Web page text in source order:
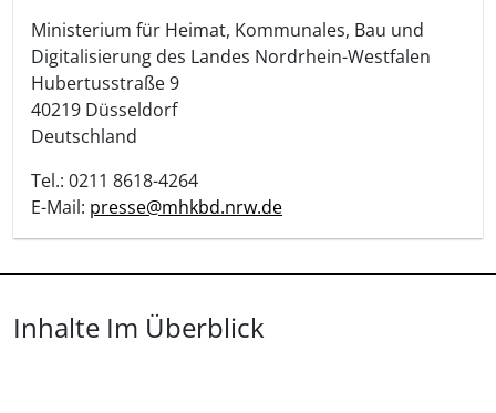
Ministerium für Heimat, Kommunales, Bau und
Digitalisierung des Landes Nordrhein-Westfalen
Hubertusstraße 9
40219 Düsseldorf
Deutschland
Tel.: 0211 8618-4264
E-Mail: presse@mhkbd.nrw.de
Überblick: Inhalte
Inhalte Im Überblick